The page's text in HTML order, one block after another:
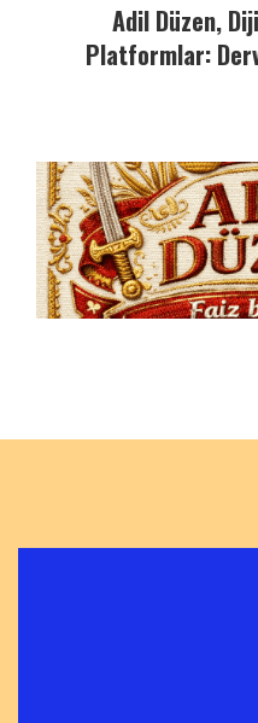
Adil Düzen,
Platformlar: